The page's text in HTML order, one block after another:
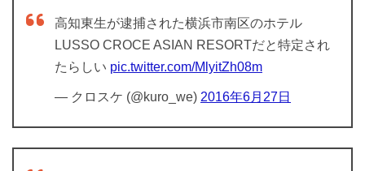
高知東生が逮捕された横浜市南区のホテル
LUSSO CROCE ASIAN RESORTだと特定され
たらしい pic.twitter.com/MlyitZh08m
— クロスケ (@kuro_we) 2016年6月27日